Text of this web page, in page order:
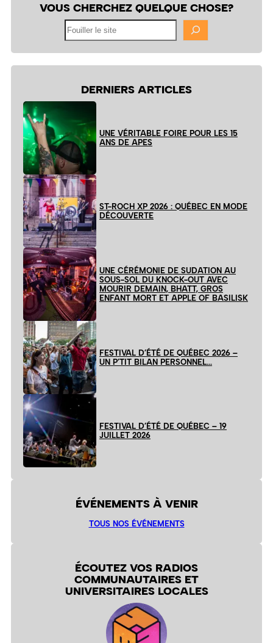
VOUS CHERCHEZ QUELQUE CHOSE?
DERNIERS ARTICLES
UNE VÉRITABLE FOIRE POUR LES 15
ANS DE APES
ST-ROCH XP 2026 : QUÉBEC EN MODE
DÉCOUVERTE
UNE CÉRÉMONIE DE SUDATION AU
SOUS-SOL DU KNOCK-OUT AVEC
MOURIR DEMAIN, BHATT, GROS
ENFANT MORT ET APPLE OF BASILISK
FESTIVAL D’ÉTÉ DE QUÉBEC 2026 –
UN P’TIT BILAN PERSONNEL…
FESTIVAL D’ÉTÉ DE QUÉBEC – 19
JUILLET 2026
ÉVÉNEMENTS À VENIR
TOUS NOS ÉVÉNEMENTS
ÉCOUTEZ VOS RADIOS
COMMUNAUTAIRES ET
UNIVERSITAIRES LOCALES